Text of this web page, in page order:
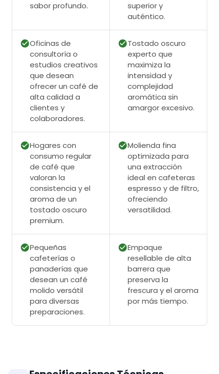
sabor profundo.
superior y
auténtico.
Oficinas de
consultoría o
estudios creativos
que desean
ofrecer un café de
alta calidad a
clientes y
colaboradores.
Tostado oscuro
experto que
maximiza la
intensidad y
complejidad
aromática sin
amargor excesivo.
Hogares con
consumo regular
de café que
valoran la
consistencia y el
aroma de un
tostado oscuro
premium.
Molienda fina
optimizada para
una extracción
ideal en cafeteras
espresso y de filtro,
ofreciendo
versatilidad.
Pequeñas
cafeterías o
panaderías que
desean un café
molido versátil
para diversas
preparaciones.
Empaque
resellable de alta
barrera que
preserva la
frescura y el aroma
por más tiempo.